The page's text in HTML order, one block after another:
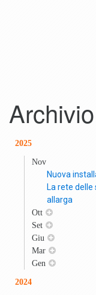
Archivio
2025
Nov
Nuova
La rete
allarga
Ott
Set
Giu
Mar
Gen
2024